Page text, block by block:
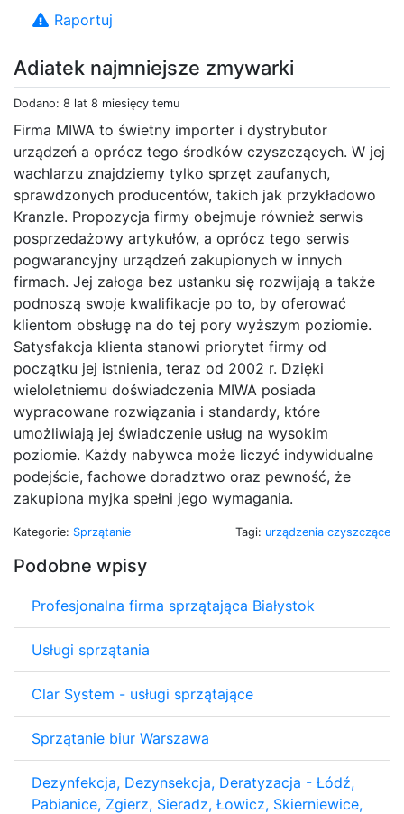
Adiatek najmniejsze zmywarki
Dodano: 8 lat 8 miesięcy temu
Firma MIWA to świetny importer i dystrybutor
urządzeń a oprócz tego środków czyszczących. W jej
wachlarzu znajdziemy tylko sprzęt zaufanych,
sprawdzonych producentów, takich jak przykładowo
Kranzle. Propozycja firmy obejmuje również serwis
posprzedażowy artykułów, a oprócz tego serwis
pogwarancyjny urządzeń zakupionych w innych
firmach. Jej załoga bez ustanku się rozwijają a także
podnoszą swoje kwalifikacje po to, by oferować
klientom obsługę na do tej pory wyższym poziomie.
Satysfakcja klienta stanowi priorytet firmy od
początku jej istnienia, teraz od 2002 r. Dzięki
wieloletniemu doświadczenia MIWA posiada
wypracowane rozwiązania i standardy, które
umożliwiają jej świadczenie usług na wysokim
poziomie. Każdy nabywca może liczyć indywidualne
podejście, fachowe doradztwo oraz pewność, że
zakupiona myjka spełni jego wymagania.
Kategorie: Sprzątanie Tagi: urządzenia czyszczące
Podobne wpisy
Profesjonalna firma sprzątająca Białystok
Usługi sprzątania
Clar System - usługi sprzątające
Sprzątanie biur Warszawa
Dezynfekcja, Dezynsekcja, Deratyzacja - Łódź,
Pabianice, Zgierz, Sieradz, Łowicz, Skierniewice,
Raportuj